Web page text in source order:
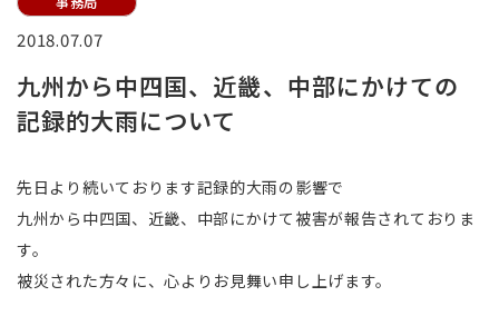
2018.07.07
九州から中四国、近畿、中部にかけての
記録的大雨について
先日より続いております記録的大雨の影響で
九州から中四国、近畿、中部にかけて被害が報告されておりま
す。
被災された方々に、心よりお見舞い申し上げます。